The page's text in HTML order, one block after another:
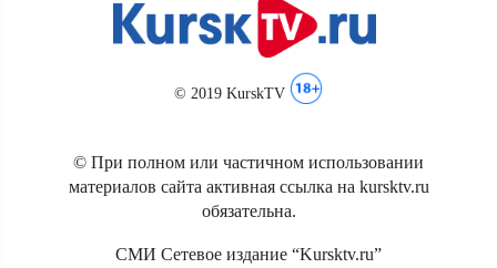
© 2019 KurskTV
© При полном или частичном использовании
материалов сайта активная ссылка на kursktv.ru
обязательна.
СМИ Сетевое издание “Kursktv.ru”